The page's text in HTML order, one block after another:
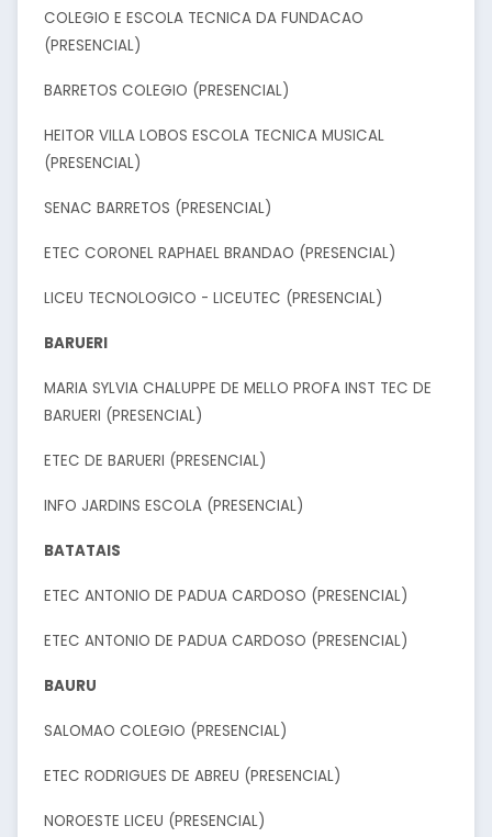
COLEGIO E ESCOLA TECNICA DA FUNDACAO
(PRESENCIAL)
BARRETOS COLEGIO (PRESENCIAL)
HEITOR VILLA LOBOS ESCOLA TECNICA MUSICAL
(PRESENCIAL)
SENAC BARRETOS (PRESENCIAL)
ETEC CORONEL RAPHAEL BRANDAO (PRESENCIAL)
LICEU TECNOLOGICO - LICEUTEC (PRESENCIAL)
BARUERI
MARIA SYLVIA CHALUPPE DE MELLO PROFA INST TEC DE
BARUERI (PRESENCIAL)
ETEC DE BARUERI (PRESENCIAL)
INFO JARDINS ESCOLA (PRESENCIAL)
BATATAIS
ETEC ANTONIO DE PADUA CARDOSO (PRESENCIAL)
ETEC ANTONIO DE PADUA CARDOSO (PRESENCIAL)
BAURU
SALOMAO COLEGIO (PRESENCIAL)
ETEC RODRIGUES DE ABREU (PRESENCIAL)
NOROESTE LICEU (PRESENCIAL)